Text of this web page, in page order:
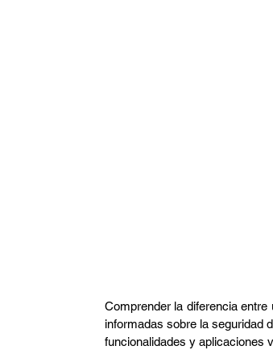
Comprender la diferencia
informadas sobre la seguridad
funcionalidades y aplicaciones